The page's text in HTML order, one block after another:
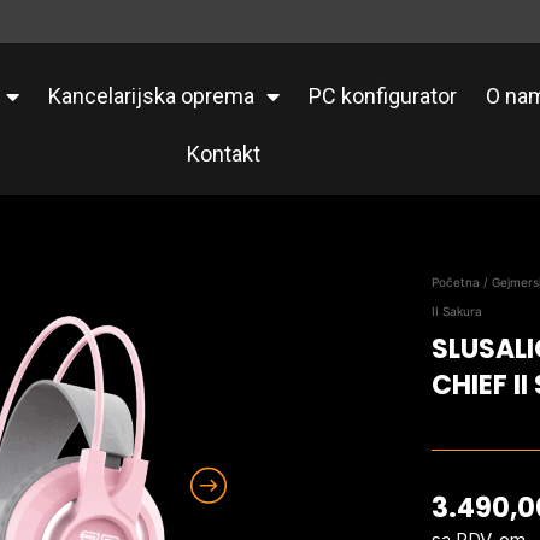
Kancelarijska oprema PC konfigurator O
Kontakt
Početna /
II Sakura
CHIEF II